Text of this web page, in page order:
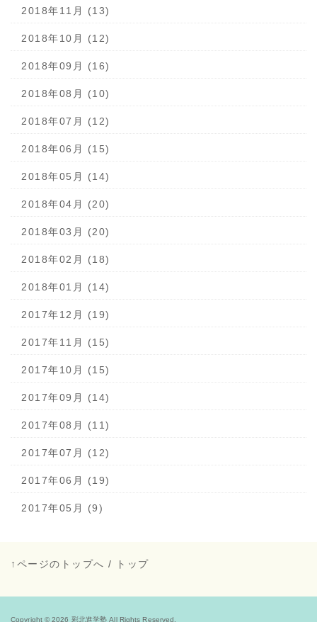
2018年11月 (13)
2018年10月 (12)
2018年09月 (16)
2018年08月 (10)
2018年07月 (12)
2018年06月 (15)
2018年05月 (14)
2018年04月 (20)
2018年03月 (20)
2018年02月 (18)
2018年01月 (14)
2017年12月 (19)
2017年11月 (15)
2017年10月 (15)
2017年09月 (14)
2017年08月 (11)
2017年07月 (12)
2017年06月 (19)
2017年05月 (9)
↑ページのトップへ / トップ
Copyright © 2026 彩北進学塾 All Rights Reserved.